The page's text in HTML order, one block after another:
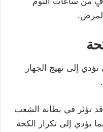
المرض.
إلى تهيج الجهاز
تؤثر في بطانة الشعب
يؤدي إلى تكرار الكحة